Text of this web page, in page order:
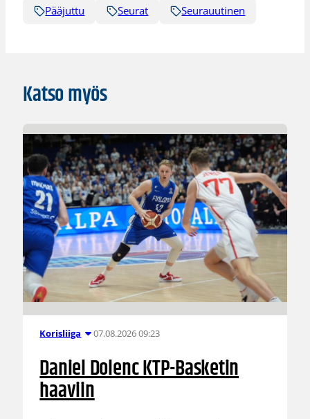
Pääjuttu Seurat Seurauutinen
Katso myös
Korisliiga 07.08.2026 09:23
Daniel Dolenc KTP-Basketin
haaviin